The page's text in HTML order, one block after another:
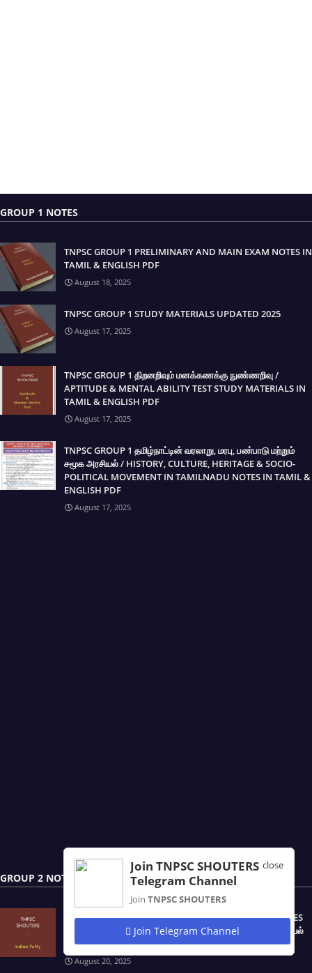
GROUP 1 NOTES
TNPSC GROUP 1 PRELIMINARY AND MAIN EXAM NOTES IN
TAMIL & ENGLISH PDF
August 18, 2025
TNPSC GROUP 1 STUDY MATERIALS UPDATED 2025
August 17, 2025
TNPSC GROUP 1 திறனறிவும் மனக்கணக்கு நுண்ணறிவு /
APTITUDE & MENTAL ABILITY TEST STUDY MATERIALS IN
TAMIL & ENGLISH PDF
August 17, 2025
TNPSC GROUP 1 தமிழ்நாட்டின் வரலாறு, மரபு, பண்பாடு மற்றும்
சமூக அரசியல் / HISTORY, CULTURE, HERITAGE & SOCIO-
POLITICAL MOVEMENT IN TAMILNADU NOTES IN TAMIL &
ENGLISH PDF
August 17, 2025
GROUP 2 NOTES
TNPSC PRELIMINARY EXAM OF GROUP - 2 & 2A SERVICES
(CSSE - II) POLITICAL SCIENCE / POLITY / இந்திய ஆட்சியியல்
NOTES IN TAMIL & ENGLISH PDF
August 20, 2025
close
Join TNPSC SHOUTERS
Telegram Channel
Join TNPSC SHOUTERS
Join Telegram Channel